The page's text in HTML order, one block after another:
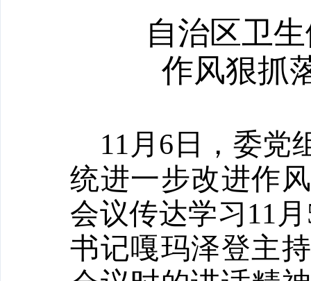
自治区卫
作风狠抓
11 月 6 日，委党
统进一步改进作
会议传达学习11 月
书记嘎玛泽登主